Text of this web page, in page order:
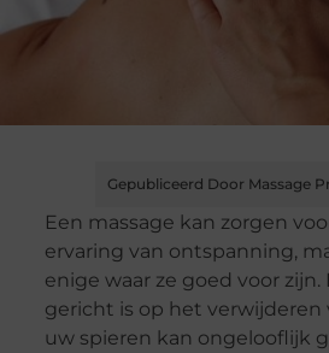
Gepubliceerd Door Massage
Een massage kan zorgen
ervaring van ontspanning,
enige waar ze goed voor zijn.
gericht is op het verwijderen
uw spieren kan ongelooflijk